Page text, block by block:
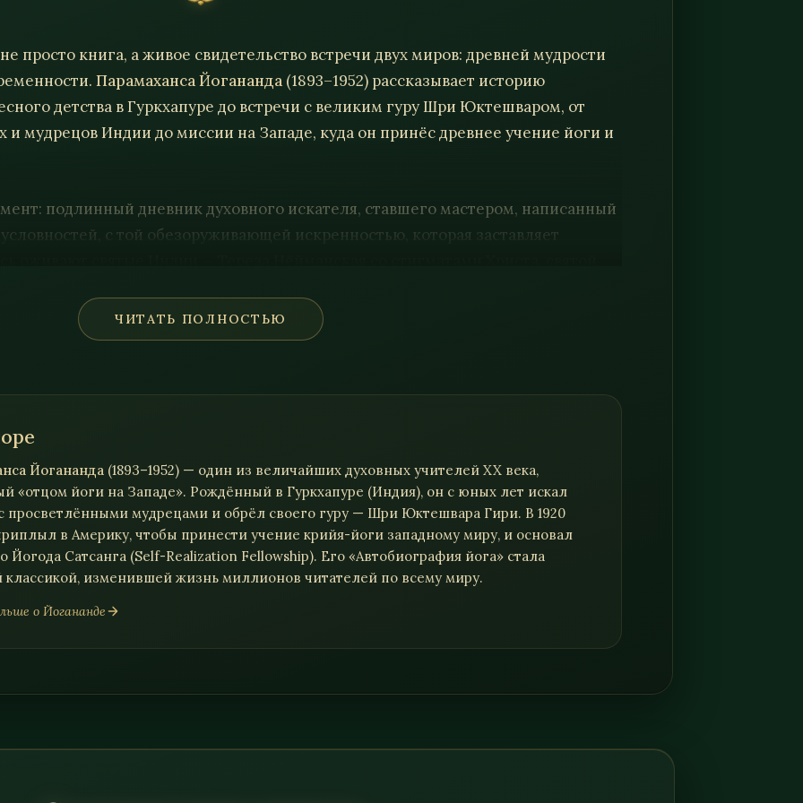
просто книга, а живое свидетельство встречи двух миров: древней мудрости
Парамаханса Йогананда (1893–1952) рассказывает историю
детства в Гуркхапуре до встречи с великим гуру Шри Юктешваром, от
и мудрецов Индии до миссии на Западе, куда он принёс древнее учение йоги и
подлинный дневник духовного искателя, ставшего мастером, написанный
с той обезоруживающей искренностью, которая заставляет
которые наука лишь начинает постигать.
Бога в юности до полного просветления, до понимания того, что все
задача каждого человека, живущего в миру, с его работой, семьёй и
на язык западного читателя понятия кармы, реинкарнации, крийя-йоги и
экзотические абстракции, а как живой практический путь. Книга оказала
поиски XX и XXI века: её называли своей любимой книгой Стив Джобс,
стала первым шагом на пути внутреннего пробуждения.
его учений в первозданной чистоте. Сегодня «Автобиография йога»
не просто знания о жизни, но саму Жизнь, скрытую за завесой повседневности.
ЧИТАТЬ ПОЛНОСТЬЮ
Йогананда (1893–1952) — один из величайших духовных учителей XX века,
«отцом йоги на Западе». Рождённый в Гуркхапуре (Индия), он с юных лет искал
просветлёнными мудрецами и обрёл своего гуру — Шри Юктешвара Гири. В 1920
в Америку, чтобы принести учение крийя-йоги западному миру, и основал
Йогода Сатсанга (Self-Realization Fellowship). Его «Автобиография йога» стала
классикой, изменившей жизнь миллионов читателей по всему миру.
о Йогананде